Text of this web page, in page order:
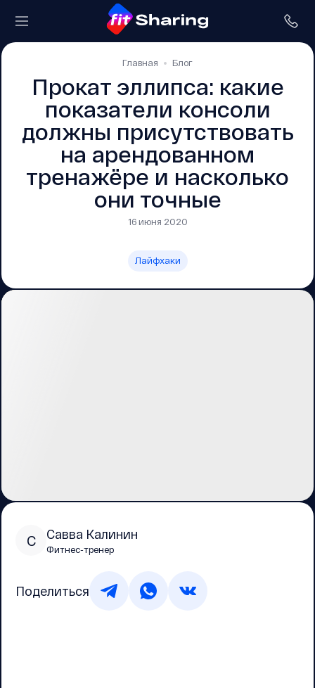
Главная Блог
Прокат эллипса: какие
показатели консоли
должны присутствовать
на арендованном
тренажёре и насколько
они точные
16 июня 2020
Лайфхаки
С Савва Калинин
Фитнес-тренер
Поделиться